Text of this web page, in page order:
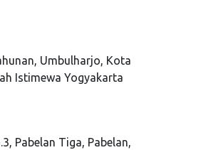
Umbulharjo, Kota
Istimewa Yogyakarta
Pabelan Tiga, Pabelan,